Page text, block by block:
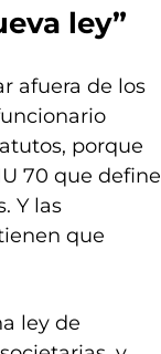
ley”
afuera de los
porque
70 que define
Y las
que
ley de